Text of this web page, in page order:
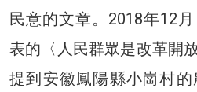
民意的文章。2018年12
表的〈人民群眾是改革開
提到安徽鳳陽縣小崗村